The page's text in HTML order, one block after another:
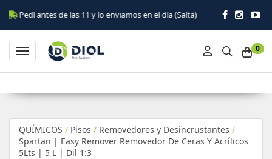
antes de las 11 y lo enviamos en el día (Salta)
0
Toggle navigation
QUÍMICOS / Pisos / Removedores y Desincrustantes /
Spartan | Easy Remover Removedor De Ceras Y Acrílicos
5Lts | 5 L | Dil 1:3